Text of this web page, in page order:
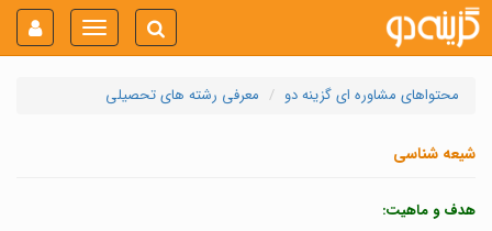
Toggle
navigation
محتواهای مشاوره ای گزینه دو معرفی رشته های تحصیلی
شیعه شناسی
هدف و ماهیت: